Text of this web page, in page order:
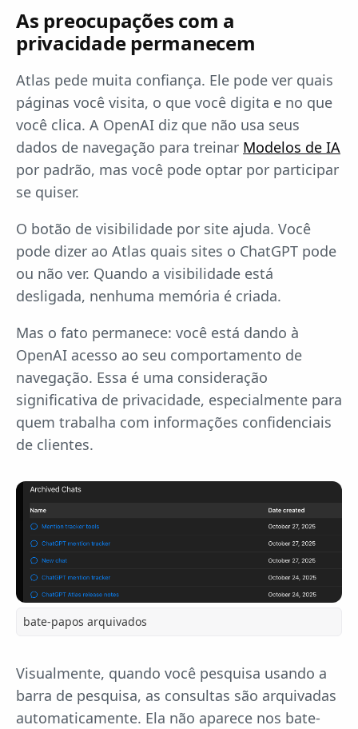
As preocupações com a
privacidade permanecem
Atlas pede muita confiança. Ele pode ver quais
páginas você visita, o que você digita e no que
você clica. A OpenAI diz que não usa seus
dados de navegação para treinar Modelos de IA
por padrão, mas você pode optar por participar
se quiser.
O botão de visibilidade por site ajuda. Você
pode dizer ao Atlas quais sites o ChatGPT pode
ou não ver. Quando a visibilidade está
desligada, nenhuma memória é criada.
Mas o fato permanece: você está dando à
OpenAI acesso ao seu comportamento de
navegação. Essa é uma consideração
significativa de privacidade, especialmente para
quem trabalha com informações confidenciais
de clientes.
bate-papos arquivados
Visualmente, quando você pesquisa usando a
barra de pesquisa, as consultas são arquivadas
automaticamente. Ela não aparece nos bate-